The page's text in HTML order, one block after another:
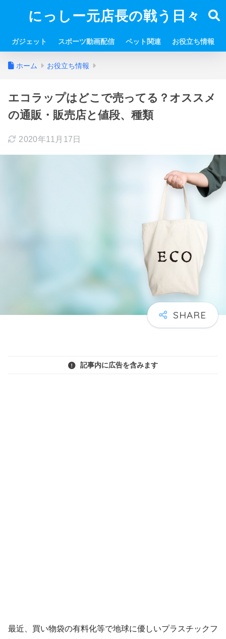
にっしー元店長の戦う日々
ガジェット スポーツ動画配信 ペット関連 お役立ち情報
ホーム お役立ち情報
エコラップはどこで売ってる？オススメ
の通販・販売店と値段、種類
2020年11月17日
記事内に広告を含みます
最近、買い物袋の有料化等で地球に優しいプラスチックフ